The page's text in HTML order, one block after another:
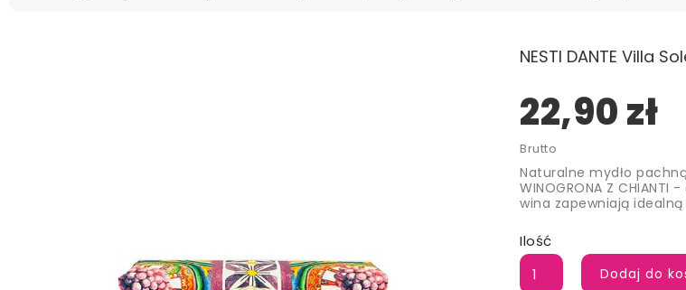
NESTI DANTE Villa
22,90 zł
Brutto
Naturalne mydło
WINOGRONA Z
wina zapewniają
Ilość
Dodaj do